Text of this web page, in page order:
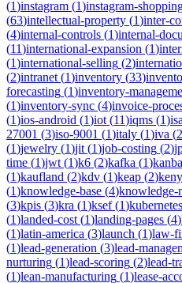
(1)instagram (1)instagram-
(63)intellectual-property (1)inter-
(4)internal-controls (1)internal-
(11)international-expansion (1)
(1)international-selling (2)
(2)intranet (1)inventory (33)
forecasting (1)inventory-
(1)inventory-sync (4)invoice-
(1)ios-android (1)iot (11)iqms (1)
27001 (3)iso-9001 (1)italy (1)iva (2
(1)jewelry (1)jit (1)job-costing (2)
time (1)jwt (1)k6 (2)kafka (1)
(1)kaufland (2)kdv (1)keap (2)
(1)knowledge-base (4)knowledge-
(3)kpis (3)kra (1)ksef(1)kubernetes
(1)landed-cost (1)landing-pages (4)
(1)latin-america (3)launch (1)law-
(1)lead-generation (3)lead-
nurturing (1)lead-scoring (2)lead-
(1)lean-manufacturing (1)lease-